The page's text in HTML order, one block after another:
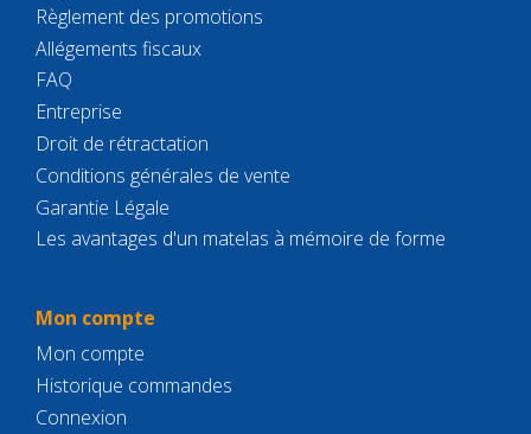
Règlement des promotions
Allégements fiscaux
FAQ
Entreprise
Droit de rétractation
Conditions générales de vente
Garantie Légale
Les avantages d'un matelas à mémoire de forme
Mon compte
Mon compte
Historique commandes
Connexion